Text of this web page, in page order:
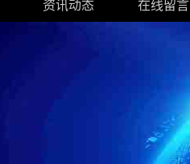
资讯动态 在线留言